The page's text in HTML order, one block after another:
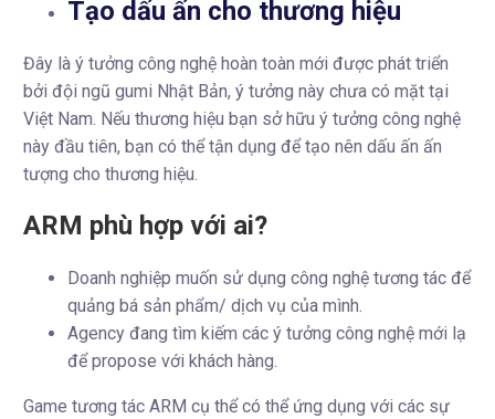
Tạo dấu ấn cho thương hiệu
Đây là ý tưởng công nghệ hoàn toàn mới được phát triển
bởi đội ngũ gumi Nhật Bản, ý tưởng này chưa có mặt tại
Việt Nam. Nếu thương hiệu bạn sở hữu ý tưởng công nghệ
này đầu tiên, bạn có thể tận dụng để tạo nên dấu ấn ấn
tượng cho thương hiệu.
ARM phù hợp với ai?
Doanh nghiệp muốn sử dụng công nghệ tương tác để
quảng bá sản phẩm/ dịch vụ của mình.
Agency đang tìm kiếm các ý tưởng công nghệ mới lạ
để propose với khách hàng.
Game tương tác ARM cụ thể có thể ứng dụng với các sự